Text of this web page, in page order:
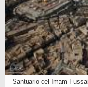
Santuario del Imam